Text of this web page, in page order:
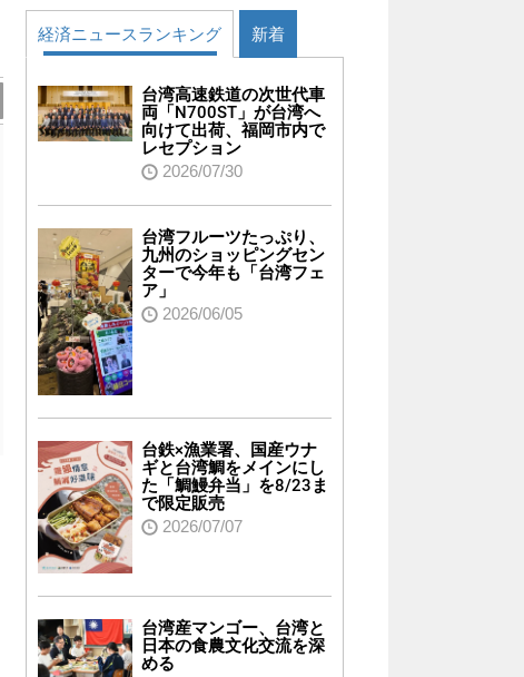
経済ニュースランキング 新着
台湾高速鉄道の次世代車
両「N700ST」が台湾へ
向けて出荷、福岡市内で
レセプション
2026/07/30
台湾フルーツたっぷり、
九州のショッピングセン
ターで今年も「台湾フェ
ア」
2026/06/05
台鉄×漁業署、国産ウナ
ギと台湾鯛をメインにし
た「鯛鰻弁当」を8/23ま
で限定販売
2026/07/07
台湾産マンゴー、台湾と
日本の食農文化交流を深
める